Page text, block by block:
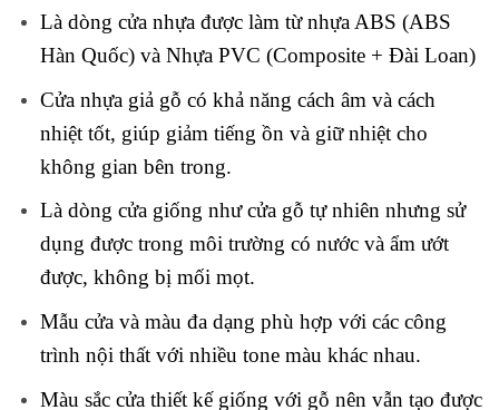
Là dòng cửa nhựa được làm từ nhựa ABS (ABS
Hàn Quốc) và Nhựa PVC (Composite + Đài Loan)
Cửa nhựa giả gỗ có khả năng cách âm và cách
nhiệt tốt, giúp giảm tiếng ồn và giữ nhiệt cho
không gian bên trong.
Là dòng cửa giống như cửa gỗ tự nhiên nhưng sử
dụng được trong môi trường có nước và ẩm ướt
được, không bị mối mọt.
Mẫu cửa và màu đa dạng phù hợp với các công
trình nội thất với nhiều tone màu khác nhau.
Màu sắc cửa thiết kế giống với gỗ nên vẫn tạo được